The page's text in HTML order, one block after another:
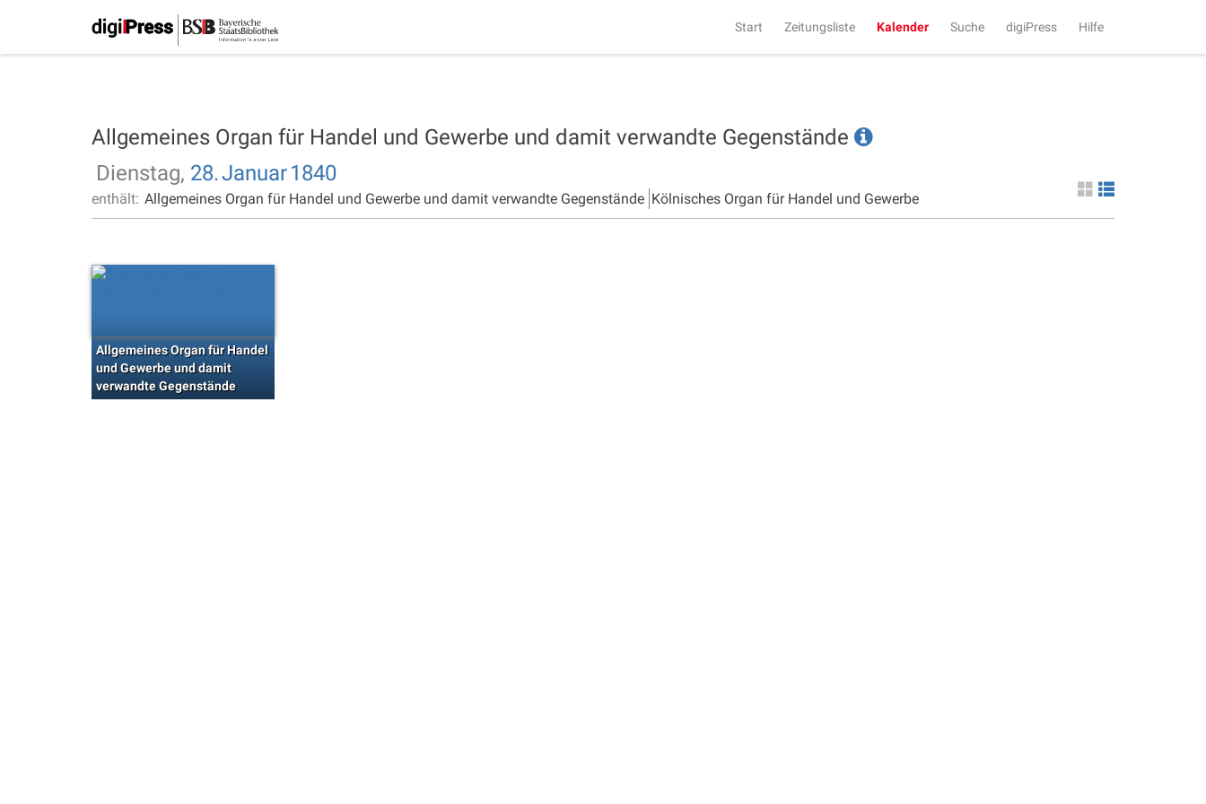
Start Zeitungsliste Kalender Suche digiPress Hilfe
Allgemeines Organ für Handel und Gewerbe und damit verwandte Gegenstände
Dienstag, 28.Januar1840
enthält: Allgemeines Organ für Handel und Gewerbe und damit verwandte Gegenstände Kölnisches Organ für Handel und Gewerbe
Allgemeines Organ für Handel
und Gewerbe und damit
verwandte Gegenstände